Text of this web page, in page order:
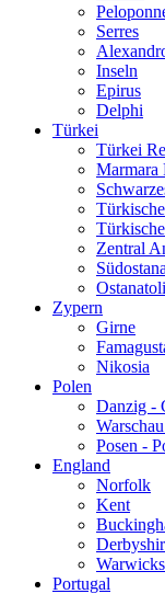
Serres
Inseln
Epirus
Delphi
Türkei
Türkei
Marmara
Zentral
Zypern
Girne
Nikosia
Polen
Danzig -
Posen -
England
Norfolk
Kent
Portugal